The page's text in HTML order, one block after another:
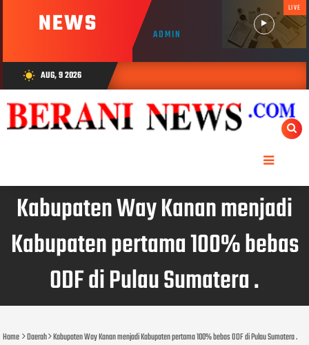
NEWS ADMIN
LIVE
wb_sunny AUG, 9 2026
Kabupaten Way Kanan menjadi
Kabupaten pertama 100% bebas
ODF di Pulau Sumatera .
Home Daerah Kabupaten Way Kanan menjadi Kabupaten pertama 100% bebas ODF di Pulau Sumatera .